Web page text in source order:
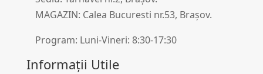
MAGAZIN: Calea Bucuresti nr.53, Brașov.
Program: Luni-Vineri: 8:30-17:30
Informații Utile